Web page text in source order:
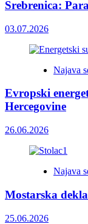
Srebrenica:
03.07.2026
Najava
Evropski
Hercegovine
26.06.2026
Najava
Mostarska
25.06.2026